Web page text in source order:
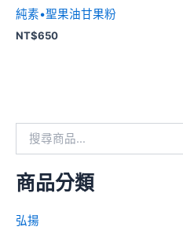
純素•聖果油甘果粉
NT$650
商品分類
弘揚